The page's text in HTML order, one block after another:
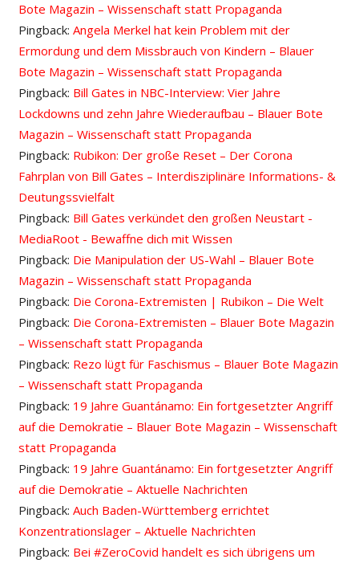
Bote Magazin – Wissenschaft statt Propaganda
Pingback: Angela Merkel hat kein Problem mit der
Ermordung und dem Missbrauch von Kindern – Blauer
Bote Magazin – Wissenschaft statt Propaganda
Pingback: Bill Gates in NBC-Interview: Vier Jahre
Lockdowns und zehn Jahre Wiederaufbau – Blauer Bote
Magazin – Wissenschaft statt Propaganda
Pingback: Rubikon: Der große Reset – Der Corona
Fahrplan von Bill Gates – Interdisziplinäre Informations- &
Deutungssvielfalt
Pingback: Bill Gates verkündet den großen Neustart -
MediaRoot - Bewaffne dich mit Wissen
Pingback: Die Manipulation der US-Wahl – Blauer Bote
Magazin – Wissenschaft statt Propaganda
Pingback: Die Corona-Extremisten | Rubikon – Die Welt
Pingback: Die Corona-Extremisten – Blauer Bote Magazin
– Wissenschaft statt Propaganda
Pingback: Rezo lügt für Faschismus – Blauer Bote Magazin
– Wissenschaft statt Propaganda
Pingback: 19 Jahre Guantánamo: Ein fortgesetzter Angriff
auf die Demokratie – Blauer Bote Magazin – Wissenschaft
statt Propaganda
Pingback: 19 Jahre Guantánamo: Ein fortgesetzter Angriff
auf die Demokratie – Aktuelle Nachrichten
Pingback: Auch Baden-Württemberg errichtet
Konzentrationslager – Aktuelle Nachrichten
Pingback: Bei #ZeroCovid handelt es sich übrigens um